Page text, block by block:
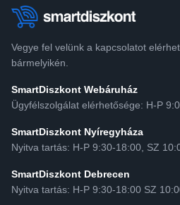
Vegye fel velünk a kapcsolatot
bármelyikén.
SmartDiszkont Webáruház
Ügyfélszolgálat elérhetősége: H-P
SmartDiszkont Nyíregyháza
Nyitva tartás: H-P 9:30-18:00, SZ
SmartDiszkont Debrecen
Nyitva tartás: H-P 9:30-18:00 SZ